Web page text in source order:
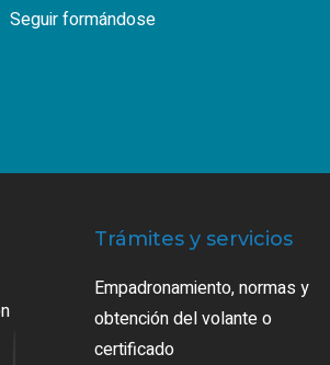
Seguir formándose
Trámites y servicios
Empadronamiento, normas y
obtención del volante o
certificado